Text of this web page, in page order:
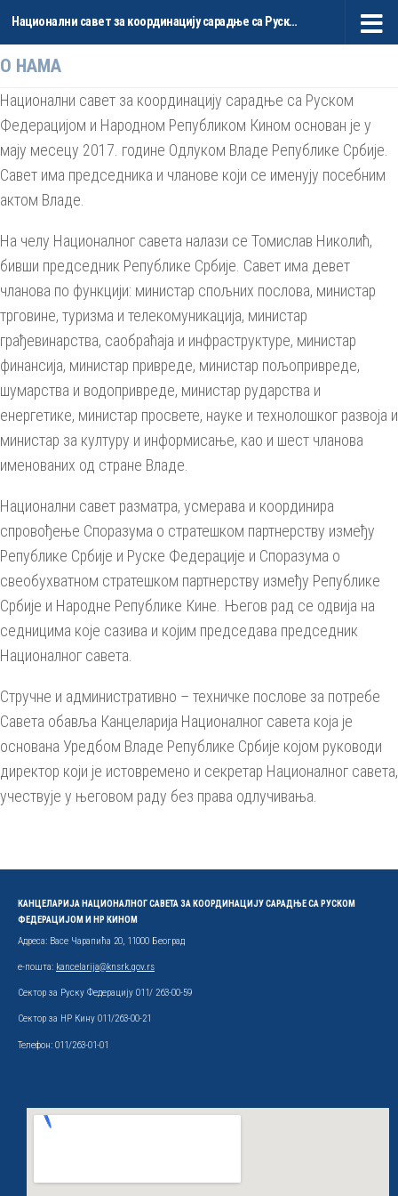
Skip to content Национални савет за координацију сарадње са Руском Федерацијом и НР Кином
О НАМА
Национални савет за координацију сарадње са Руском
Федерацијом и Народном Републиком Кином основан је у
мају месецу 2017. године Одлуком Владе Републике Србије.
Савет има председника и чланове који се именују посебним
актом Владе.
На челу Националног савета налази се Томислав Николић,
бивши председник Републике Србије. Савет има девет
чланова по функцији: министар спољних послова, министар
трговине, туризма и телекомуникација, министар
грађевинарства, саобраћаја и инфраструктуре, министар
финансија, министар привреде, министар пољопривреде,
шумарства и водопривреде, министар рударства и
енергетике, министар просвете, науке и технолошког развоја и
министар за културу и информисање, као и шест чланова
именованих од стране Владе.
Национални савет разматра, усмерава и координира
спровођење Споразума о стратешком партнерству између
Републике Србије и Руске Федерације и Споразума о
свеобухватном стратешком партнерству између Републике
Србије и Народне Републике Кине. Његов рад се одвија на
седницима које сазива и којим председава председник
Националног савета.
Стручне и административно – техничке послове за потребе
Савета обавља Канцеларија Националног савета која је
основана Уредбом Владе Републике Србије којом руководи
директор који је истовремено и секретар Националног савета,
учествује у његовом раду без права одлучивања.
КАНЦЕЛАРИЈА НАЦИОНАЛНОГ САВЕТА ЗА КООРДИНАЦИЈУ САРАДЊЕ СА РУСКОМ
ФЕДЕРАЦИЈОМ И НР КИНОМ
Адреса: Васе Чарапића 20, 11000 Београд
е-пошта: kancelarija@knsrk.gov.rs
Сектор за Руску Федерацију 011/ 263-00-59
Сектор за НР Кину 011/263-00-21
Телефон: 011/263-01-01